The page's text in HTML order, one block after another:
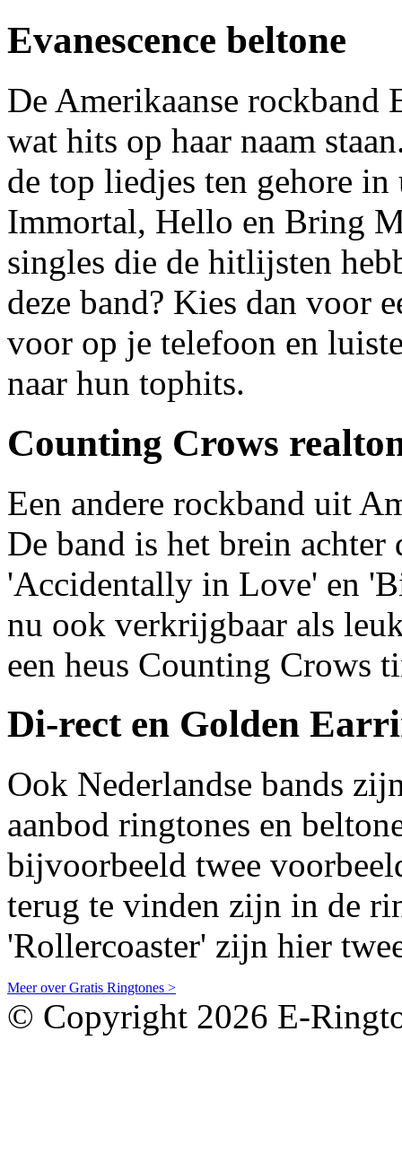
Evanescence beltone
De Amerikaanse rockband
wat hits op haar naam
de top liedjes ten gehore
Immortal, Hello en Bring
singles die de hitlijsten
deze band? Kies dan voor
voor op je telefoon en
naar hun tophits.
Counting Crows
Een andere rockband uit
De band is het brein achter
'Accidentally in Love' en
nu ook verkrijgbaar als
een heus Counting Crows
Di-rect en Golden
Ook Nederlandse bands
aanbod ringtones en
bijvoorbeeld twee
terug te vinden zijn in de
'Rollercoaster' zijn hier
Meer over Gratis Ringtones >
© Copyright 2026 E-